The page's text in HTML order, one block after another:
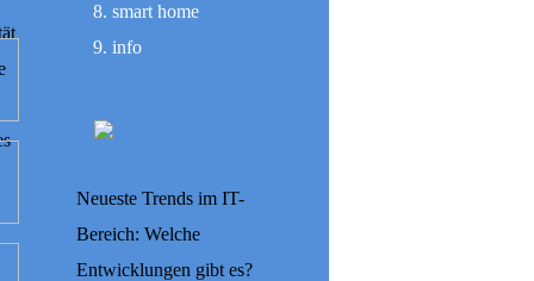
smart home
info
Neueste Trends im IT-
Bereich: Welche
Entwicklungen gibt es?